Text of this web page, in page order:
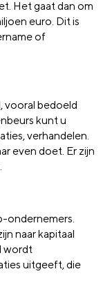
Het gaat dan om
euro. Dit is
of
vooral bedoeld
kunt u
verhandelen.
even doet. Er zijn
ondernemers.
naar kapitaal
wordt
uitgeeft, die